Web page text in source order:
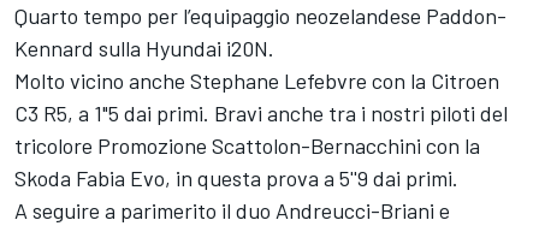
Quarto tempo per l’equipaggio neozelandese Paddon-
Kennard sulla Hyundai i20N.
Molto vicino anche Stephane Lefebvre con la Citroen
C3 R5, a 1"5 dai primi. Bravi anche tra i nostri piloti del
tricolore Promozione Scattolon-Bernacchini con la
Skoda Fabia Evo, in questa prova a 5''9 dai primi.
A seguire a parimerito il duo Andreucci-Briani e